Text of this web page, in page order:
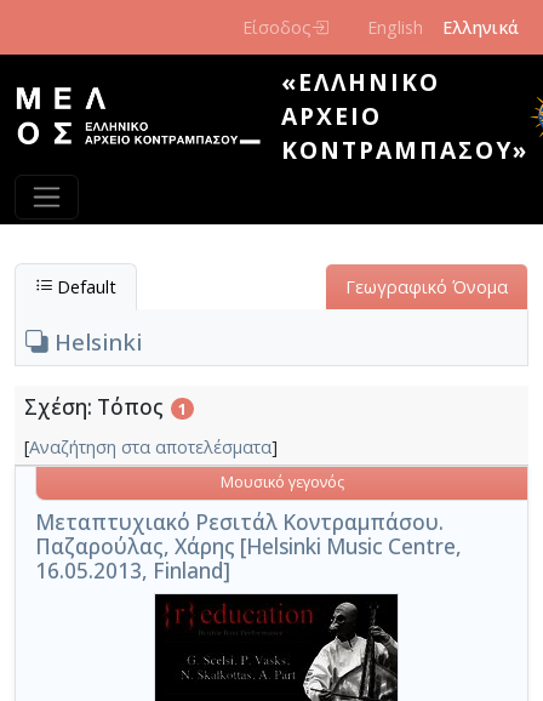
Είσοδος English Ελληνικά
«ΕΛΛΗΝΙΚΌ
ΑΡΧΕΊΟ
ΚΟΝΤΡΑΜΠΆΣΟΥ»
Default Γεωγραφικό Όνομα
Helsinki
Σχέση: Τόπος 1
[Αναζήτηση στα αποτελέσματα]
Μεταπτυχιακό Ρεσιτάλ Κοντραμπάσου.
Παζαρούλας, Χάρης [Helsinki Music Centre,
16.05.2013, Finland]
Μουσικό γεγονός